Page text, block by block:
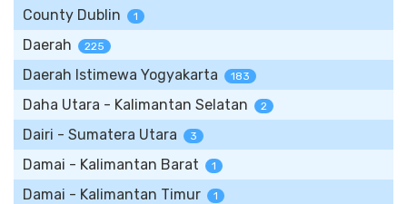
County Dublin 1
Daerah 225
Daerah Istimewa Yogyakarta 183
Daha Utara - Kalimantan Selatan 2
Dairi - Sumatera Utara 3
Damai - Kalimantan Barat 1
Damai - Kalimantan Timur 1